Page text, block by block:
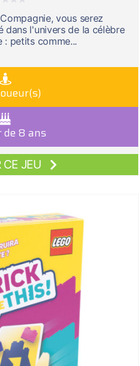
vous serez
l'univers de la célèbre
: petits comme...
8 ans
CE JEU